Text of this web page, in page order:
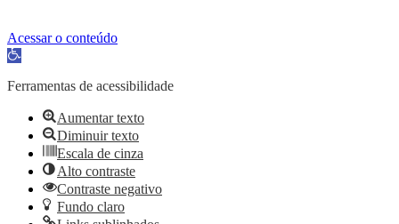
Acessar o conteúdo
Abrir a barra de ferramentas
Ferramentas de acessibilidade
Aumentar texto
Diminuir texto
Escala de cinza
Alto contraste
Contraste negativo
Fundo claro